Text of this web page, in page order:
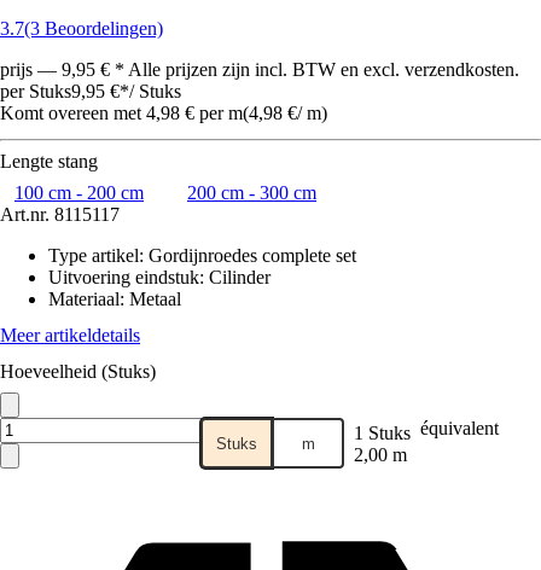
3.7(3 Beoordelingen)
prijs — 9,95 € * Alle prijzen zijn incl. BTW en excl. verzendkosten.
per Stuks9,95 €*/ Stuks
Komt overeen met 4,98 € per m(4,98 €/ m)
Lengte stang
100 cm - 200 cm
200 cm - 300 cm
Art.nr. 8115117
Type artikel: Gordijnroedes complete set
Uitvoering eindstuk: Cilinder
Materiaal: Metaal
Meer artikeldetails
Hoeveelheid (Stuks)
Stuks m 1 Stuks équivalent
2,00 m